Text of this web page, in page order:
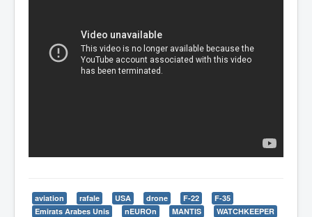
aviation rafale USA drone F-22
F-35
Emirats Arabes Unis
nEUROn MANTIS
WATCHKEEPER